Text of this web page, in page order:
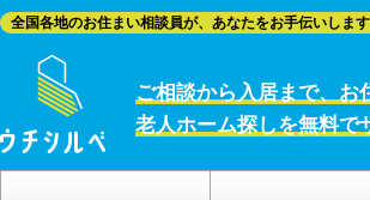
全国各地のお住まい相談員が、あなたをお手伝いします
ご相談から入居まで、お
老人ホーム探しを無料で